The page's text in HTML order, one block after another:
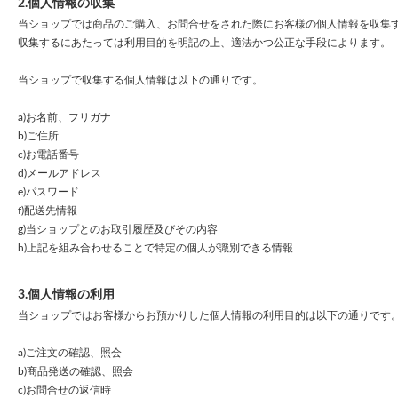
2.個人情報の収集
当ショップでは商品のご購入、お問合せをされた際にお客様の個人情報を収集
収集するにあたっては利用目的を明記の上、適法かつ公正な手段によります。
当ショップで収集する個人情報は以下の通りです。
a)お名前、フリガナ
b)ご住所
c)お電話番号
d)メールアドレス
e)パスワード
f)配送先情報
g)当ショップとのお取引履歴及びその内容
h)上記を組み合わせることで特定の個人が識別できる情報
3.個人情報の利用
当ショップではお客様からお預かりした個人情報の利用目的は以下の通りです。
a)ご注文の確認、照会
b)商品発送の確認、照会
c)お問合せの返信時